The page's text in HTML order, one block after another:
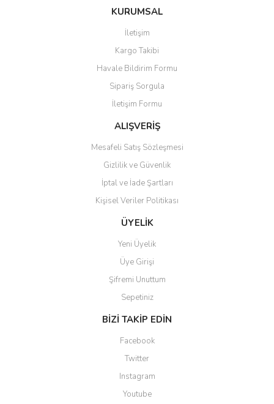
Yorum Yaz
Görüş ve önerileriniz için teşekkür ederiz.
Ürün resmi kalitesiz, bozuk veya görüntülenemiyor.
Ürün açıklamasında eksik bilgiler bulunuyor.
Ürün bilgilerinde hatalar bulunuyor.
Ürün fiyatı diğer sitelerden daha pahalı.
Bu ürüne benzer farklı alternatifler olmalı.
Gönder
KURUMSAL
İletişim
Kargo Takibi
Havale Bildirim Formu
Sipariş Sorgula
İletişim Formu
ALIŞVERİŞ
Mesafeli Satış Sözleşmesi
Gizlilik ve Güvenlik
İptal ve İade Şartları
Kişisel Veriler Politikası
ÜYELİK
Yeni Üyelik
Üye Girişi
Şifremi Unuttum
Sepetiniz
BİZİ TAKİP EDİN
Facebook
Twitter
Instagram
Youtube